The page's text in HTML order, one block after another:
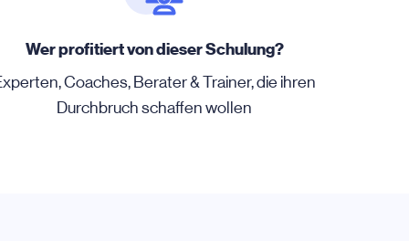
Wer profitiert von dieser Schulung?
Coaches, Berater & Trainer, die ihren
Durchbruch schaffen wollen